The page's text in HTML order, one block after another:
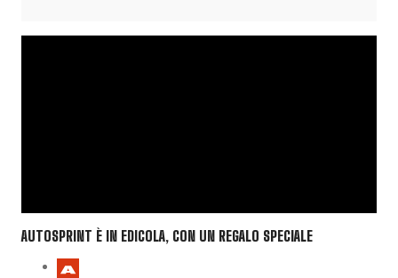
AUTOSPRINT È IN EDICOLA, CON UN REGALO SPECIALE